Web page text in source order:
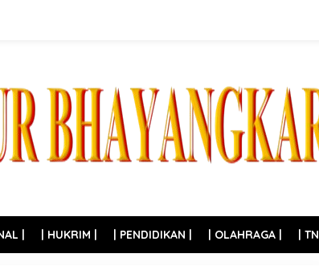
| | HUKRIM | | PENDIDIKAN | | OLAHRAGA | |